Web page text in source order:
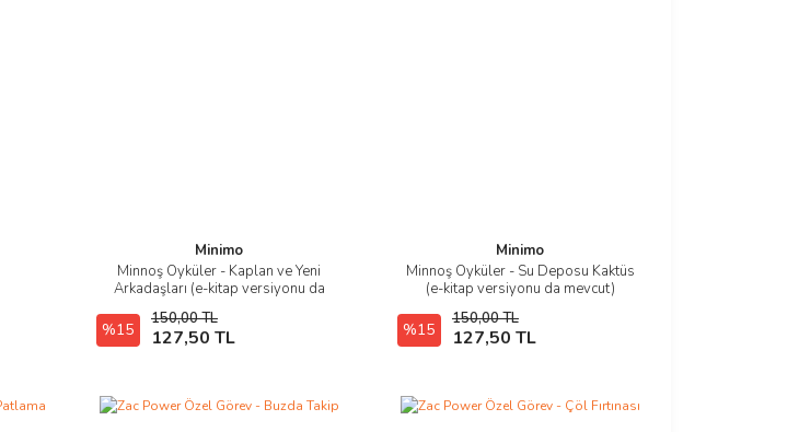
Minimo
Minnoş Öyküler - Kaplan ve Yeni
Arkadaşları (e-kitap versiyonu da
%15
150,00 TL
127,50 TL
İncele
E-Kitap SATIN AL
Minimo
Minnoş Öyküler - Su Deposu Kaktüs
(e-kitap versiyonu da mevcut)
%15
150,00 TL
127,50 TL
İncele
E-Kitap SATIN AL